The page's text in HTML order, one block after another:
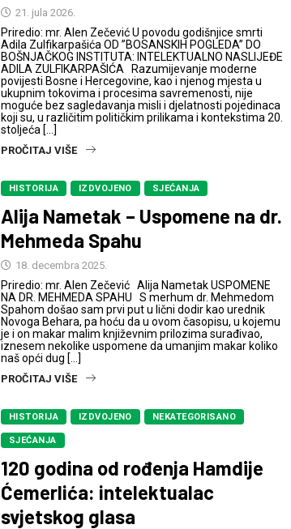
21. jula 2026.
Priredio: mr. Alen Zečević U povodu godišnjice smrti
Adila Zulfikarpašića OD ”BOSANSKIH POGLEDA” DO
BOŠNJAČKOG INSTITUTA: INTELEKTUALNO NASLIJEĐE
ADILA ZULFIKARPAŠIĆA Razumijevanje moderne
povijesti Bosne i Hercegovine, kao i njenog mjesta u
ukupnim tokovima i procesima savremenosti, nije
moguće bez sagledavanja misli i djelatnosti pojedinaca
koji su, u različitim političkim prilikama i kontekstima 20.
stoljeća […]
PROČITAJ VIŠE
HISTORIJA IZDVOJENO SJEĆANJA
Alija Nametak – Uspomene na dr.
Mehmeda Spahu
18. decembra 2025.
Priredio: mr. Alen Zečević Alija Nametak USPOMENE
NA DR. MEHMEDA SPAHU S merhum dr. Mehmedom
Spahom došao sam prvi put u lični dodir kao urednik
Novoga Behara, pa hoću da u ovom časopisu, u kojemu
je i on makar malim književnim prilozima surađivao,
iznesem nekolike uspomene da umanjim makar koliko
naš opći dug […]
PROČITAJ VIŠE
HISTORIJA IZDVOJENO NEKATEGORISANO
SJEĆANJA
120 godina od rođenja Hamdije
Ćemerlića: intelektualac
svjetskog glasa